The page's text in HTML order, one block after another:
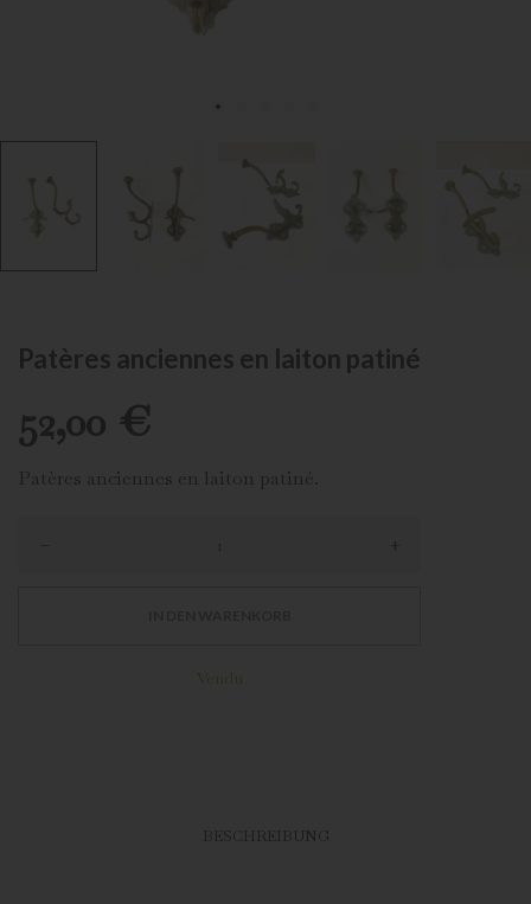
Patères anciennes en laiton patiné
52,00 €
Patères anciennes en laiton patiné.
+
Vendu
BESCHREIBUNG